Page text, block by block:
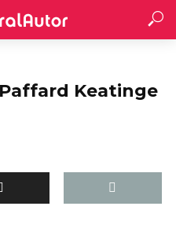
Keatinge